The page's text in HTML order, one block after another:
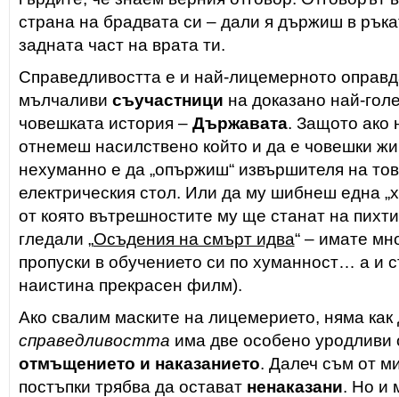
страна на брадвата си – дали я държиш в
задната част на врата ти.
Справедливостта е и най-лицемерното
мълчаливи съучастници на доказано най-
човешката история – Държавата. Защото ако
отнемеш насилствено който и да е човешки
нехуманно е да „опържиш“ извършителя на
електрическия стол. Или да му шибнеш една
от която вътрешностите му ще станат на
гледали „Осъдения на смърт идва“ – имате
пропуски в обучението си по хуманност… а и
наистина прекрасен филм).
Ако свалим маските на лицемерието, няма
справедливостта има две особено уродливи
отмъщението и наказанието. Далеч съм от
постъпки трябва да остават ненаказани. Но и